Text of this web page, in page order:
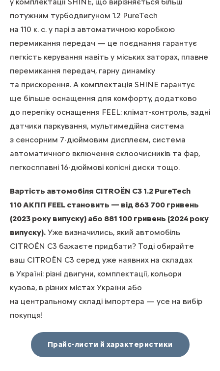
потужним турбодвигуном 1.2 PureTech
на 110 к. с. у парі з автоматичною коробкою
перемикання передач — це поєднання гарантує
легкість керування навіть у міських заторах, плавне
перемикання передач, гарну динаміку
та прискорення. А комплектація SHINE гарантує
ще більше оснащення для комфорту, додатково
до переліку оснащення FEEL: клімат-контроль, задні
датчики паркування, мультимедійна система
з сенсорним 7-дюймовим дисплеєм, система
автоматичного включення склоочисників та фар,
легкосплавні 16-дюймові колісні диски тощо.
Вартість автомобіля CITROЁN С3 1.2 PureTech
110 АКПП FEEL становить — від 863 700 гривень
(2023 року випуску) або 881 100 гривень (2024 року
випуску). Уже визначились, який автомобіль
CITROЁN С3 бажаєте придбати? Тоді обирайте
ваш CITROЁN С3 серед уже наявних на складах
в Україні: різні двигуни, комплектації, кольори
кузова, в різних містах України або
на центральному складі імпортера — усе на вибір
покупця!
Прайс-листи й характеристики